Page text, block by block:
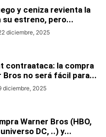
y ceniza revienta la
su estreno, pero...
diciembre, 2025
contraataca: la compra
Bros no será fácil para...
diciembre, 2025
Warner Bros (HBO,
DC, ..) y...